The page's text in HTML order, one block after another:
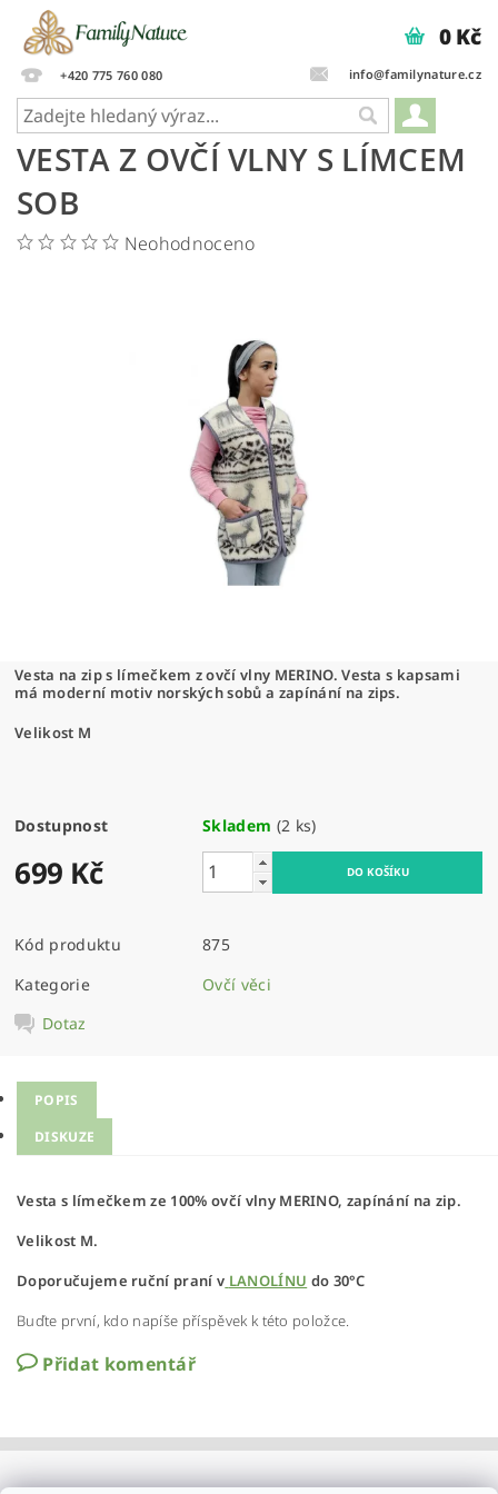
+420 775 760 080 info@familynature.cz
0 Kč
VESTA Z OVČÍ VLNY S LÍMCEM
SOB
Neohodnoceno
Vesta na zip s límečkem z ovčí vlny MERINO. Vesta s kapsami
má moderní motiv norských sobů a zapínání na zips.
Velikost M
Dostupnost Skladem (2 ks)
699 Kč
Kód produktu
875
Kategorie
Ovčí věci
Dotaz
POPIS
DISKUZE
Vesta s límečkem ze 100% ovčí vlny MERINO, zapínání na zip.
Velikost M.
Doporučujeme ruční praní v LANOLÍNU do 30°C
Buďte první, kdo napíše příspěvek k této položce.
Přidat komentář